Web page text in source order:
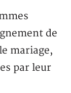
de
mariage,
par leur